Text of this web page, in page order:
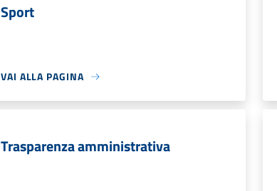
Sport
VAI ALLA PAGINA
Trasparenza amministrativa